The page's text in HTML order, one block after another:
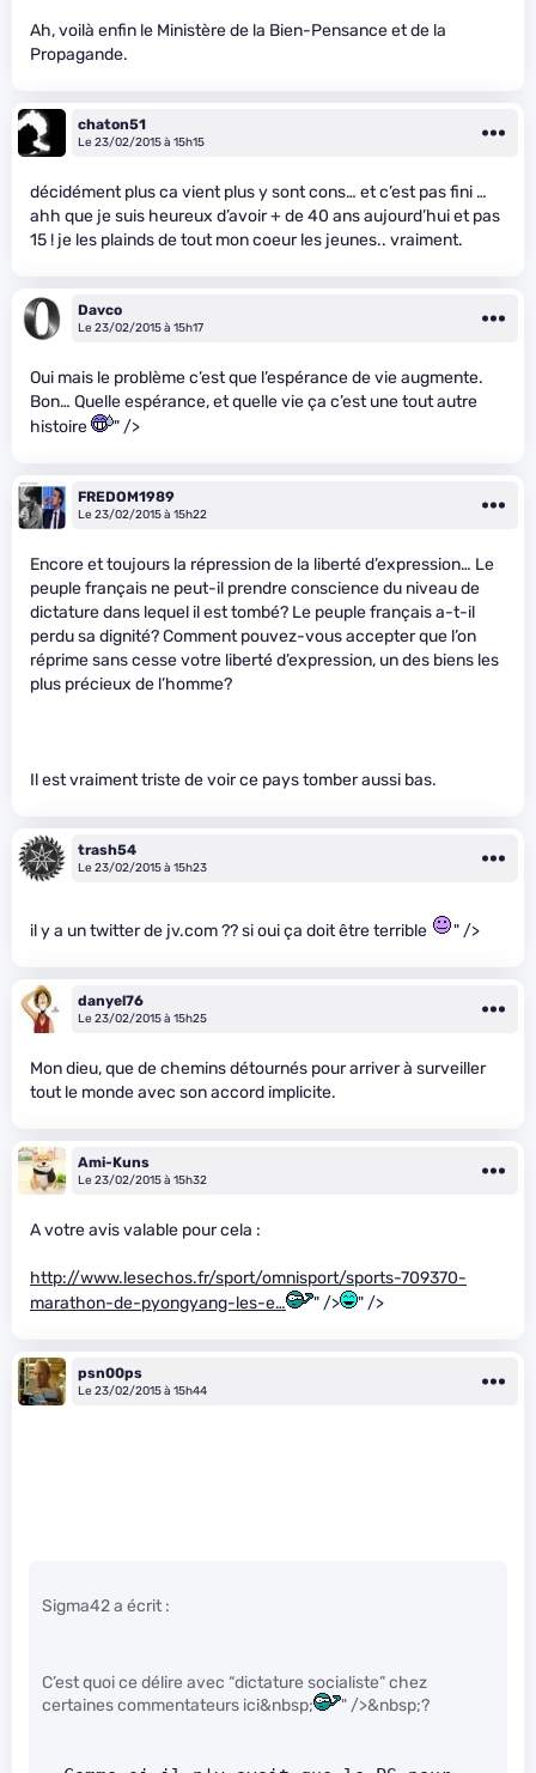
Ah, voilà enfin le Ministère de la Bien-Pensance et de la
Propagande.
chaton51
Le 23/02/2015 à 15h15
décidément plus ca vient plus y sont cons… et c’est pas fini …
ahh que je suis heureux d’avoir + de 40 ans aujourd’hui et pas
15 ! je les plainds de tout mon coeur les jeunes.. vraiment.
Davco
Le 23/02/2015 à 15h17
Oui mais le problème c’est que l’espérance de vie augmente.
Bon… Quelle espérance, et quelle vie ça c’est une tout autre
histoire
" />
FREDOM1989
Le 23/02/2015 à 15h22
Encore et toujours la répression de la liberté d’expression… Le
peuple français ne peut-il prendre conscience du niveau de
dictature dans lequel il est tombé? Le peuple français a-t-il
perdu sa dignité? Comment pouvez-vous accepter que l’on
réprime sans cesse votre liberté d’expression, un des biens les
plus précieux de l’homme?
Il est vraiment triste de voir ce pays tomber aussi bas.
trash54
Le 23/02/2015 à 15h23
il y a un twitter de jv.com ?? si oui ça doit être terrible " />
danyel76
Le 23/02/2015 à 15h25
Mon dieu, que de chemins détournés pour arriver à surveiller
tout le monde avec son accord implicite.
Ami-Kuns
Le 23/02/2015 à 15h32
A votre avis valable pour cela :
http://www.lesechos.fr/sport/omnisport/sports-709370-
marathon-de-pyongyang-les-e…
" /> " />
psn00ps
Le 23/02/2015 à 15h44
Sigma42 a écrit :
C’est quoi ce délire avec “dictature socialiste” chez
certaines commentateurs ici&nbsp;
" />&nbsp;?